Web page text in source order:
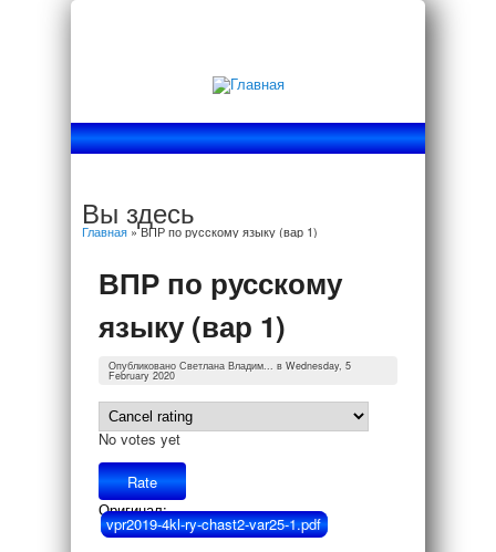
Вы здесь
Главная» ВПР по русскому языку (вар 1)
ВПР по русскому
языку (вар 1)
Опубликовано Светлана Владим... в Wednesday, 5
February 2020
No votes yet
Оригинал:
vpr2019-4kl-ry-chast2-var25-1.pdf